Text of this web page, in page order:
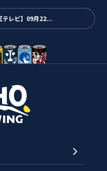
【テレビ】09月22...